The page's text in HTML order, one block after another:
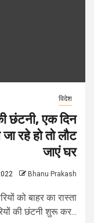
विदेश
छंटनी, एक दिन
रहे हो तो लौट
जाएं घर
Bhanu Prakash
को बाहर का रास्ता
की छंटनी शुरू कर...